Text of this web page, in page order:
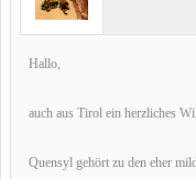
Hallo,
auch aus Tirol ein herzliches
Quensyl gehört zu den eher